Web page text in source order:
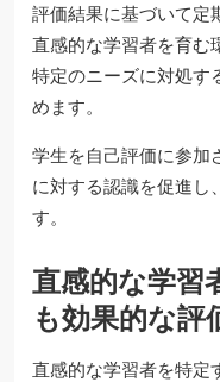
評価結果に基づいて定
直感的な学習者を育む
特定のニーズに対処す
めます。
学生を自己評価に参加
に対する認識を促進し
す。
直感的な学習
も効果的な評
直感的な学習者を特定